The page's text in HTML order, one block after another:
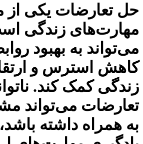
حل تعارضات یکی از
مهارت‌های زندگی
می‌تواند به بهبود
کاهش استرس و
زندگی کمک کند.
تعارضات می‌تواند
به همراه داشته باشد،